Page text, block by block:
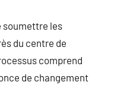
soumettre les
du centre de
comprend
de changement